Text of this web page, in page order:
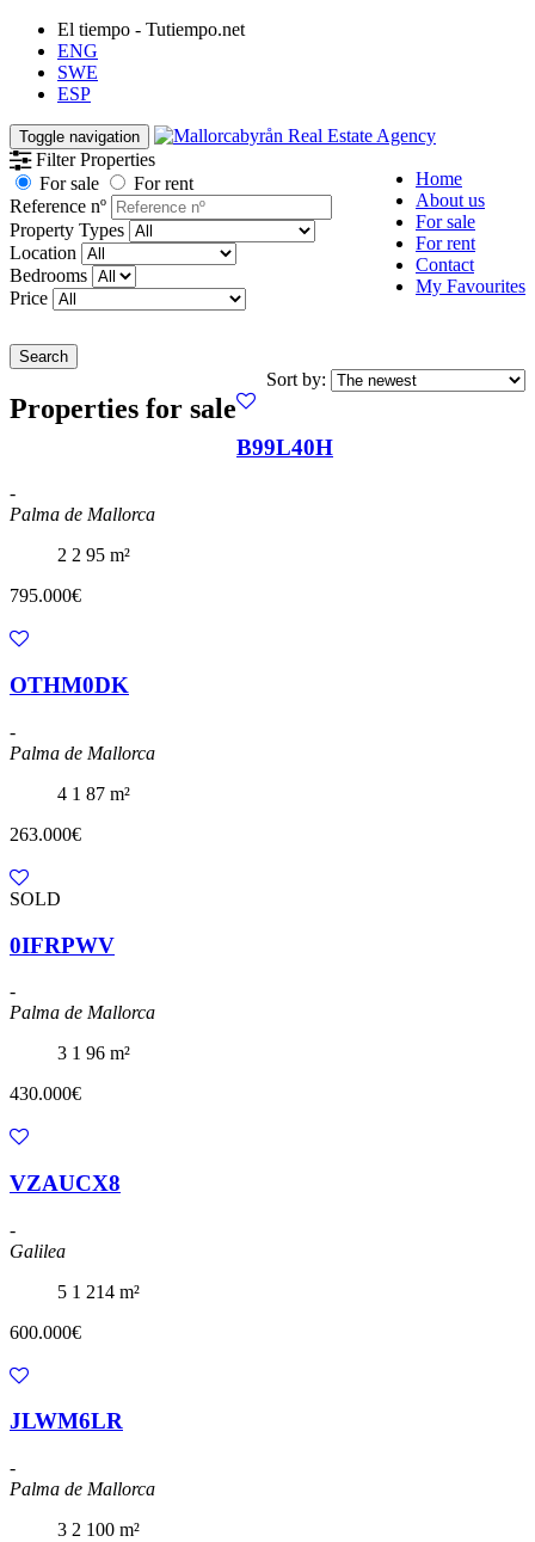
El tiempo - Tutiempo.net
ENG
SWE
ESP
Toggle navigation
Home
About us
For sale
For rent
Contact
My Favourites
Filter Properties
For sale
For rent
Reference nº
Property Types
Location
Bedrooms
Price
Search
Properties for sale
Sort by:
B99L40H
-
Palma de Mallorca
2 2 95 m²
795.000€
OTHM0DK
-
Palma de Mallorca
4 1 87 m²
263.000€
SOLD
0IFRPWV
-
Palma de Mallorca
3 1 96 m²
430.000€
VZAUCX8
-
Galilea
5 1 214 m²
600.000€
JLWM6LR
-
Palma de Mallorca
3 2 100 m²